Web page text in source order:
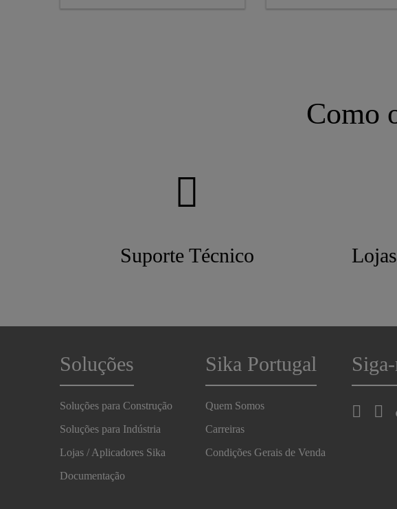
Como
Suporte Técnico
Soluções
Soluções para Construção
Soluções para Indústria
Lojas / Aplicadores Sika
Documentação
Sika Portugal
Quem Somos
Carreiras
Condições Gerais de Venda